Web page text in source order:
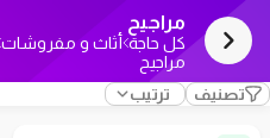
مراجيح
كل حاجة أثاث و مفروشات
مراجيح
تصنيف
ترتيب